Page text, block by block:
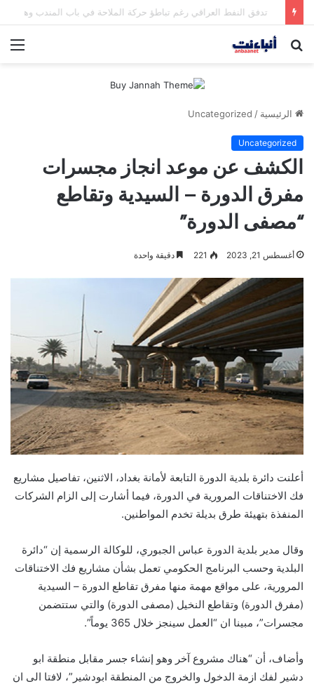
مقتل شخصين وإصابة 5 في إطلاق نار بمهرجان بمدينة سياتل الأميركية
بحث
الرئيسية /
Uncategorized
Uncategorized
الكشف عن موعد انجاز مجسرات
مفرق الدورة – السيدية وتقاطع
“مصفى الدورة”
أغسطس 21, 2023 221 دقيقة واحدة
أعلنت دائرة بلدية الدورة التابعة لأمانة بغداد، الاثنين، تفاصيل مشاريع
فك الاختناقات المرورية في الدورة، فيما أشارت إلى الزام الشركات
المنفذة بتهيئة طرق بديلة تخدم المواطنين.
وقال مدير بلدية الدورة عباس الجبوري، للوكالة الرسمية إن “دائرة
البلدية وحسب البرنامج الحكومي تعمل بشأن مشاريع فك الاختناقات
المرورية، على مواقع مهمة منها مفرق تقاطع الدورة – السيدية
(مفرق الدورة) وتقاطع النخيل (مصفى الدورة) والتي ستتضمن
مجسرات”، مبينا ان “العمل سينجز خلال 365 يوماً”.
وأضاف، أن “هناك مشروع آخر وهو إنشاء جسر مقابل منطقة ابو
دشير لفك ازمة الدخول والخروج من المنطقة ابودشير”، لافتا الى ان